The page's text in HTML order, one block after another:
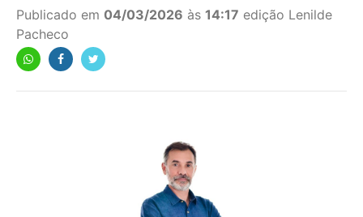
Publicado em 04/03/2026 às 14:17 edição Lenilde
Pacheco